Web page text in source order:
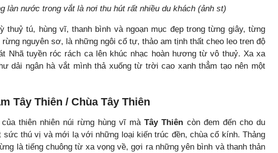
làn nước trong vắt là nơi thu hút rất nhiều du khách (ảnh st)
thuỷ tú, hùng vĩ, thanh bình và ngoạn mục đẹp trong từng giây, từng
nguyên sơ, là những ngôi cổ tự, thảo am tịnh thất cheo leo tren độ
Nhã tuyền róc rách ca lên khúc nhạc hoàn hương từ vô thuỷ. Xa xa
dải ngân hà vắt mình thả xuống từ trời cao xanh thẳm tạo nên một
Tây Thiên / Chùa Tây Thiên
của thiên nhiên núi rừng hùng vĩ màTây Thiên còn đem đến cho du
sức thú vị và mới lạ với những loại kiến trúc đền, chùa cổ kính. Thảng
là tiếng chuông từ xa vọng về, gợi ra những yên bình và thanh thản